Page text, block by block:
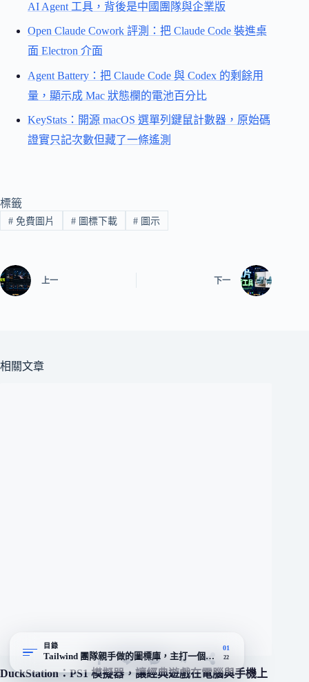
AI Agent 工具，背後是中國團隊與企業版
Open Claude Cowork 評測：把 Claude Code 裝進桌
面 Electron 介面
Agent Battery：把 Claude Code 與 Codex 的剩餘用
量，顯示成 Mac 狀態欄的電池百分比
KeyStats：開源 macOS 選單列鍵鼠計數器，原始碼
證實只記次數但藏了一條遙測
標籤
#免費圖片 #圖標下載 # 圖示
上一 下一
相關文章
DuckStation：PS1 模擬器，讓經典遊戲在電腦與手機上
目錄
Tailwind 團隊親手做的圖標庫，主打一個「夠用就好」
01
22